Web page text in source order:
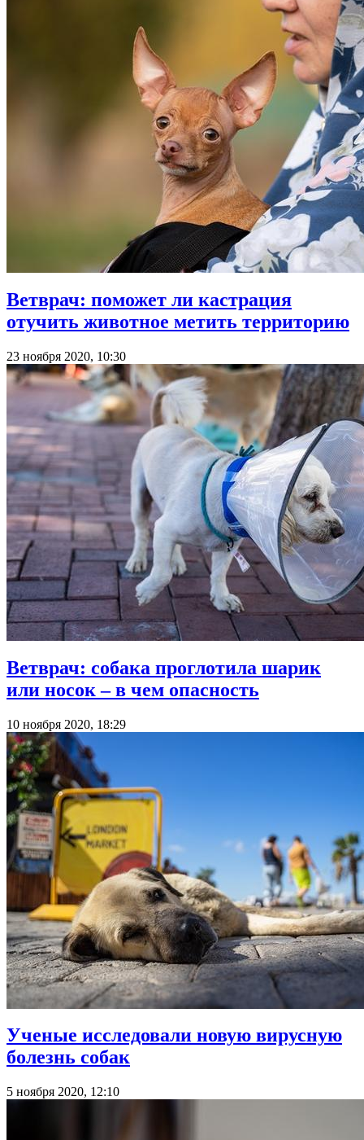
Ветврач: поможет ли кастрация
отучить животное метить территорию
23 ноября 2020, 10:30
Ветврач: собака проглотила шарик
или носок – в чем опасность
10 ноября 2020, 18:29
Ученые исследовали новую вирусную
болезнь собак
5 ноября 2020, 12:10